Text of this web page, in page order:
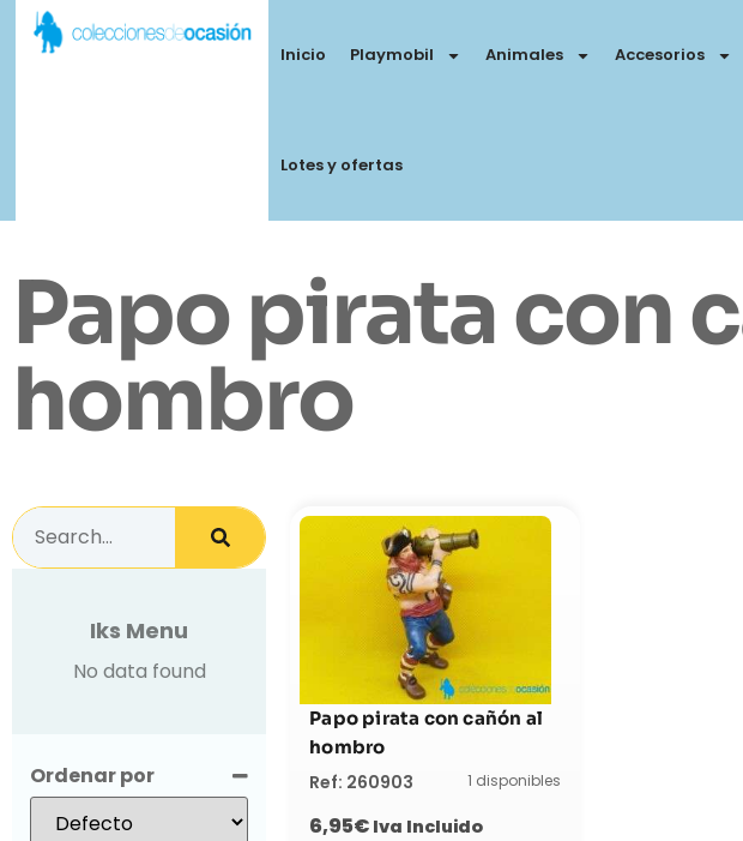
Inicio Playmobil Animales Accesorios
Lotes y ofertas
Papo pirata con
hombro
Iks Menu
No data found
Ordenar por
Sort Products
Papo pirata con cañón al
hombro
Ref: 260903 1 disponibles
6,95€ Iva Incluido